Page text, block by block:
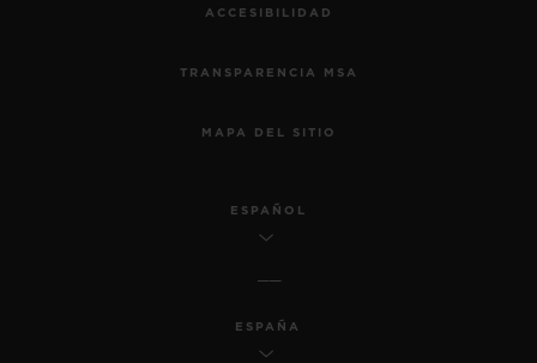
ACCESIBILIDAD
TRANSPARENCIA MSA
MAPA DEL SITIO
ESPAÑOL
ESPAÑA